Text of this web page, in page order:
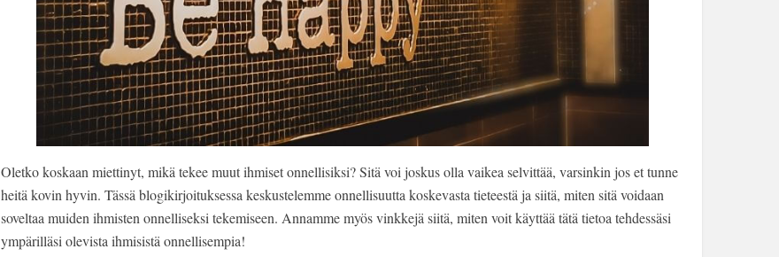
Oletko koskaan miettinyt, mikä tekee muut ihmiset onnellisiksi? Sitä voi joskus olla vaikea selvittää, varsinkin jos et tunne
heitä kovin hyvin. Tässä blogikirjoituksessa keskustelemme onnellisuutta koskevasta tieteestä ja siitä, miten sitä voidaan
soveltaa muiden ihmisten onnelliseksi tekemiseen. Annamme myös vinkkejä siitä, miten voit käyttää tätä tietoa tehdessäsi
ympärilläsi olevista ihmisistä onnellisempia!